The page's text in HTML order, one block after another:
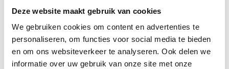
Deze website maakt gebruik van cookies
We gebruiken cookies om content en advertenties te
personaliseren, om functies voor social media te bieden
en om ons websiteverkeer te analyseren. Ook delen we
informatie over uw gebruik van onze site met onze
Buiten spelen: waar let je écht op?
Een tuin is voor veel gezinnen een grote wens, maar
grootte is minder belangrijk dan bruikbaarheid. Een